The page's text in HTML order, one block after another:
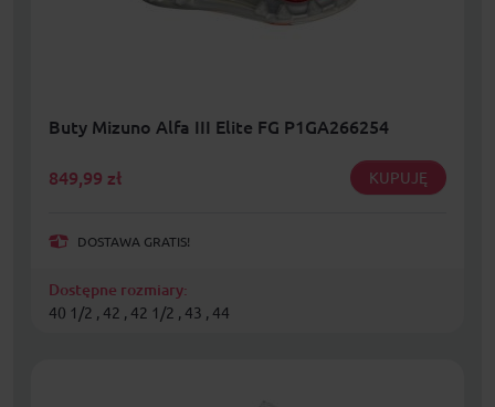
Buty Mizuno Alfa III Elite FG P1GA266254
849,99 zł KUPUJĘ
DOSTAWA GRATIS!
Dostępne rozmiary:
40 1/2 , 42 , 42 1/2 , 43 , 44